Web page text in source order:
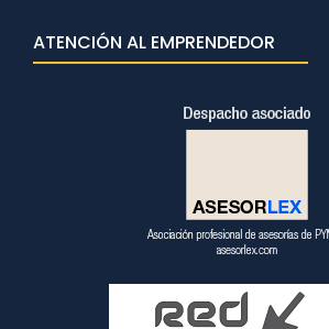
ATENCIÓN AL EMPRENDEDOR